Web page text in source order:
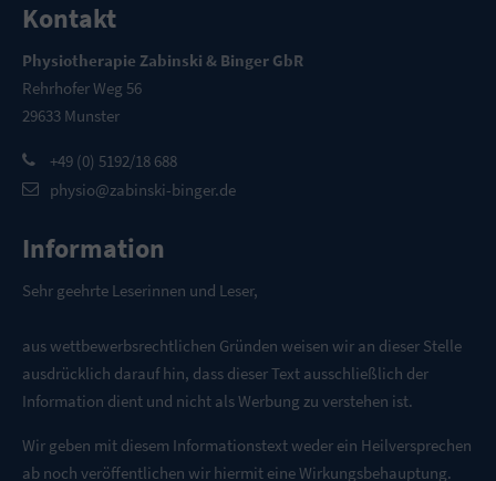
Kontakt
Physiotherapie Zabinski & Binger GbR
Rehrhofer Weg 56
29633 Munster
+49 (0) 5192/18 688
physio@zabinski-binger.de
Information
Sehr geehrte Leserinnen und Leser,
aus wettbewerbsrechtlichen Gründen weisen wir an dieser Stelle
ausdrücklich darauf hin, dass dieser Text ausschließlich der
Information dient und nicht als Werbung zu verstehen ist.
Wir geben mit diesem Informationstext weder ein Heilversprechen
ab noch veröffentlichen wir hiermit eine Wirkungsbehauptung.